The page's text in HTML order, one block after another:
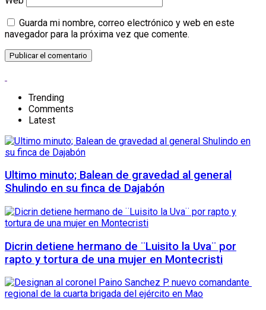
Guarda mi nombre, correo electrónico y web en este
navegador para la próxima vez que comente.
Trending
Comments
Latest
Ultimo minuto; Balean de gravedad al general
Shulindo en su finca de Dajabón
Dicrin detiene hermano de ¨Luisito la Uva¨ por
rapto y tortura de una mujer en Montecristi